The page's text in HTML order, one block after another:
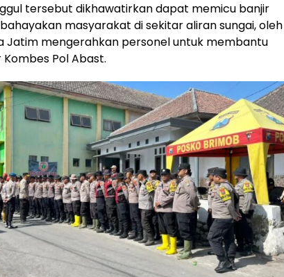
tersebut dikhawatirkan dapat memicu banjir
masyarakat di sekitar aliran sungai, oleh
Jatim mengerahkan personel untuk membantu
Kombes Pol Abast.